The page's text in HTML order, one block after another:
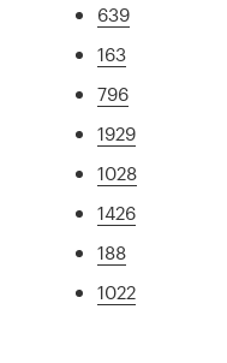
639
163
796
1929
1028
1426
188
1022